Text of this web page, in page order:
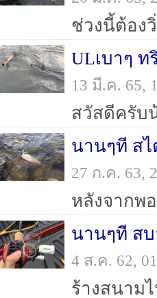
ULเบาๆ
13 มี.ค. 65,
นานๆที ส
27 ก.ค. 63,
นานๆที สบ
4 ส.ค. 62,